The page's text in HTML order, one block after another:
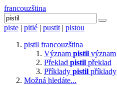
francouzština
piste | pitié | pustit | pistou
pistil francouzština
Význam pistil význam
Překlad pistil překlad
Příklady pistil příklady
Možná hledáte...